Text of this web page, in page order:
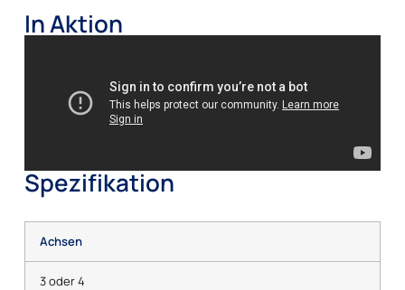
In Aktion
Spezifikation
Achsen
3 oder 4